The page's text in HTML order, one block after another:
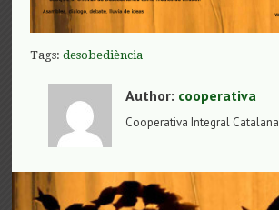
Tags:desobediència
Author: cooperativa
Cooperativa Integral Catalana